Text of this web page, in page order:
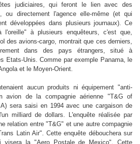
judiciaires, qui feront le lien avec des
ou directement l'agence elle-même (et qui
développées dans plusieurs journaux). Ce
à plusieurs enquêteurs, c'est que,
des avions-cargo, montrait que ces derniers,
dans des pays étrangers, situé à
Etats-Unis. Comme par exemple Panama, le
et le Moyen-Orient.
aucun produits ni équipement "anti-
avion de la compagnie aérienne "T&G of
sera saisi en 1994 avec une cargaison de
milliard de dollars. L'enquête réalisée par
relation entre "T&G" et une autre compagnie
Latin Air". Cette enquête débouchera sur
visera la "Aero Postale de Mexico". Cette